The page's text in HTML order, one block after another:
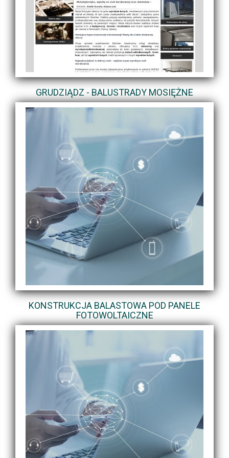
GRUDZIĄDZ - BALUSTRADY MOSIĘŻNE
KONSTRUKCJA BALASTOWA POD PANELE
FOTOWOLTAICZNE